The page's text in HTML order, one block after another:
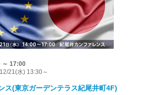
～ 17:00
21(水) 13:30～
ス(東京ガーデンテラス紀尾井町4F)